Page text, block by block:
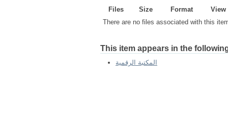
Files Size Format
View
There are no files associated with this
This item appears in the
المكتبة الرقمية